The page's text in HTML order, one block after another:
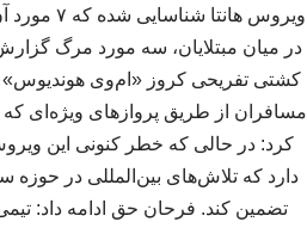
ویروس
در میان مبتلایان، سه مورد مرگ
کشتی تفریحی کروز «ام‌وی هوندیوس»
مسافران از طریق پروازهای ویژه‌ای
کرد: در حالی که خطر کنونی این
دارد که تلاش‌های بین‌المللی در حوزه